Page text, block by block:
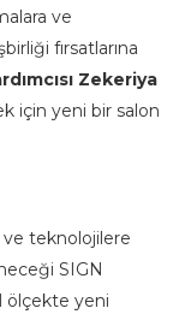
ve
fırsatlarına
Zekeriya
için yeni bir salon
ve teknolojilere
SIGN
ölçekte yeni